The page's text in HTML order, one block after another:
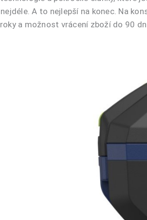
nejdéle. A to nejlepší na konec. Na
roky a možnost vrácení zboží do 90